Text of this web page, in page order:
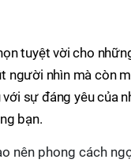
tuyệt vời cho
người nhìn mà còn
sự đáng yêu của
bạn.